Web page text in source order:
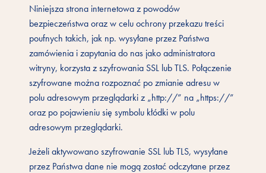
Niniejsza strona internetowa z powodów
bezpieczeństwa oraz w celu ochrony przekazu treści
poufnych takich, jak np. wysyłane przez Państwa
zamówienia i zapytania do nas jako administratora
witryny, korzysta z szyfrowania SSL lub TLS. Połączenie
szyfrowane można rozpoznać po zmianie adresu w
polu adresowym przeglądarki z „http://” na „https://”
oraz po pojawieniu się symbolu kłódki w polu
adresowym przeglądarki.
Jeżeli aktywowano szyfrowanie SSL lub TLS, wysyłane
przez Państwa dane nie mogą zostać odczytane przez